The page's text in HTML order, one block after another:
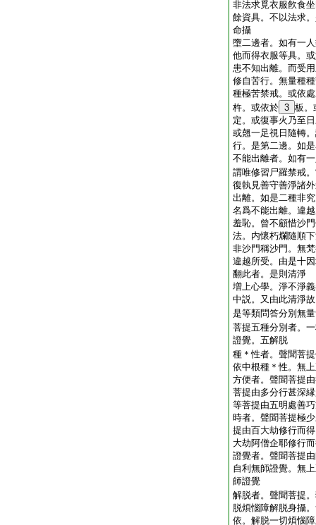
非法求覓衣服飮食
餘資具。不以法求
命攝
墮二邊者。如有一
他而得衣服等具。
患不知出離。而受
修自苦行。無量種
種極苦禁戒。或依
杵。或依於 3 板。
定。或復事火乃至
或翹一足視日隨轉
行。是第二邊。如
不能出離者。如有
謂唯修習尸羅禁戒
復執見善守善淨諸
出離。如是二種非
名爲不能出離。違
羞恥。曾不顧惜沙
法。内懷朽爛隨順
非沙門稱沙門。無
違越所受。由是十
翻此者。是則清淨
増上心學。淨不淨
中説。又由此清淨
是等類問答分別無
菩提五種分別者。
證覺。五解脱
種＊性者。聲聞菩
依中根種＊性。無
方便者。聲聞菩提
菩提由多分行甚深
等菩提由五明處善
時者。聲聞菩提極
提由百大劫修行而
大劫阿僧企耶修行
證覺者。聲聞菩提
自利無師證覺。無
師證覺
解脱者。聲聞菩提
脱煩惱障解脱身攝
依。解脱一切煩惱